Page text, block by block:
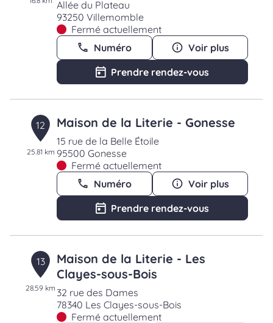
Allée du Plateau
93250 Villemomble
Fermé actuellement
Numéro
Voir plus
Prendre rendez-vous
12
25.81 km
Maison de la Literie - Gonesse
15 rue de la Belle Étoile
95500 Gonesse
Fermé actuellement
Numéro
Voir plus
Prendre rendez-vous
13
28.59 km
Maison de la Literie - Les
Clayes-sous-Bois
32 rue des Dames
78340 Les Clayes-sous-Bois
Fermé actuellement